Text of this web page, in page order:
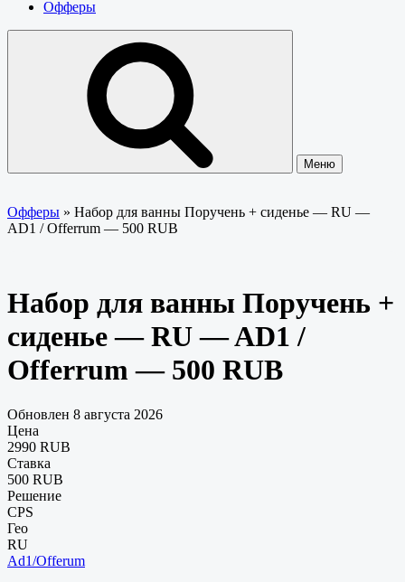
Офферы
Меню
Офферы » Набор для ванны Поручень + сиденье — RU —
AD1 / Offerrum — 500 RUB
Набор для ванны Поручень +
сиденье — RU — AD1 /
Offerrum — 500 RUB
Обновлен 8 августа 2026
Цена
2990 RUB
Ставка
500 RUB
Решение
CPS
Гео
RU
Ad1/Offerum